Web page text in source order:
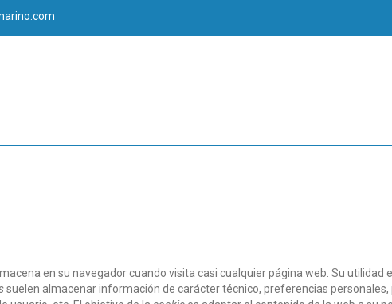
en su navegador cuando visita casi cualquier página web. Su utilidad
suelen almacenar información de carácter técnico, preferencias